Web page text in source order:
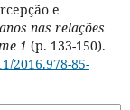
e
nas relações
1 (p. 133-150).
2016.978-85-